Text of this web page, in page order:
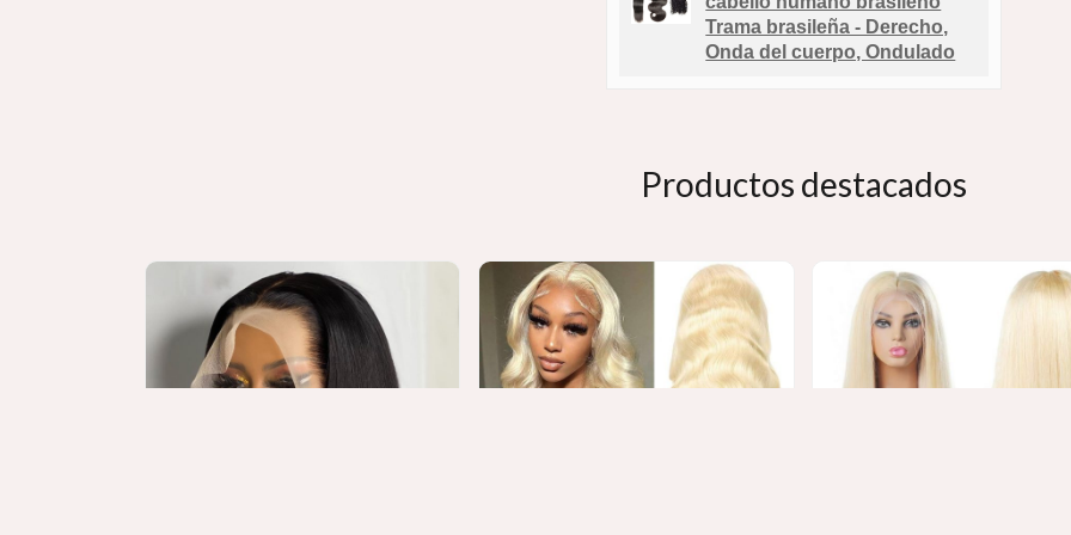
Trama brasileña - Derecho,
Onda del cuerpo, Ondulado
Productos destacados